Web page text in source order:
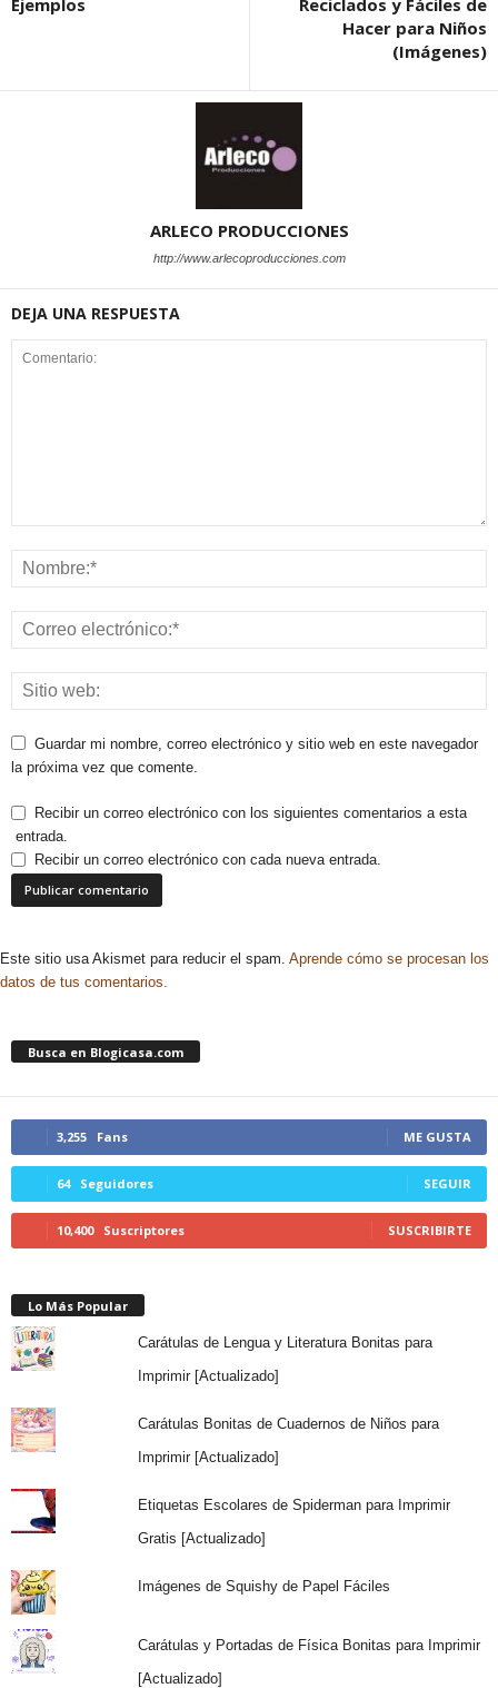
Hacer para Niños
(Imágenes)
ARLECO PRODUCCIONES
http://www.arlecoproducciones.com
DEJA UNA RESPUESTA
Guardar mi nombre, correo electrónico y sitio web en este navegador
la próxima vez que comente.
Recibir un correo electrónico con los siguientes comentarios a esta
entrada.
Recibir un correo electrónico con cada nueva entrada.
Este sitio usa Akismet para reducir el spam. Aprende cómo se procesan los
datos de tus comentarios.
Busca en Blogicasa.com
3,255 Fans ME GUSTA
64 Seguidores SEGUIR
10,400 Suscriptores SUSCRIBIRTE
Lo Más Popular
Carátulas de Lengua y Literatura Bonitas para
Imprimir [Actualizado]
Carátulas Bonitas de Cuadernos de Niños para
Imprimir [Actualizado]
Etiquetas Escolares de Spiderman para Imprimir
Gratis [Actualizado]
Imágenes de Squishy de Papel Fáciles
Carátulas y Portadas de Física Bonitas para Imprimir
[Actualizado]